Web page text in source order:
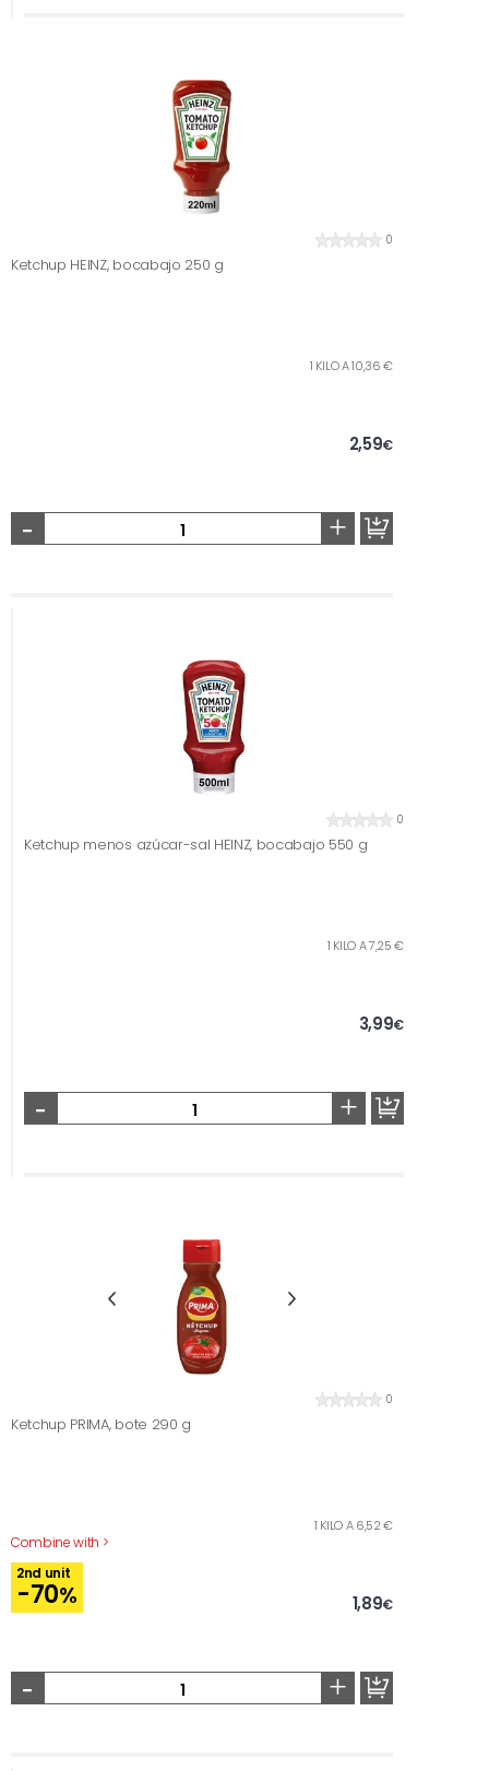
0
Ketchup HEINZ, bocabajo 250 g
1 KILO A 10,36 €
2,59€
- +
0
Ketchup menos azúcar-sal HEINZ, bocabajo 550 g
1 KILO A 7,25 €
3,99€
- +
0
Ketchup PRIMA, bote 290 g
Combine with >
1 KILO A 6,52 €
2nd unit
-70% 1,89€
- +